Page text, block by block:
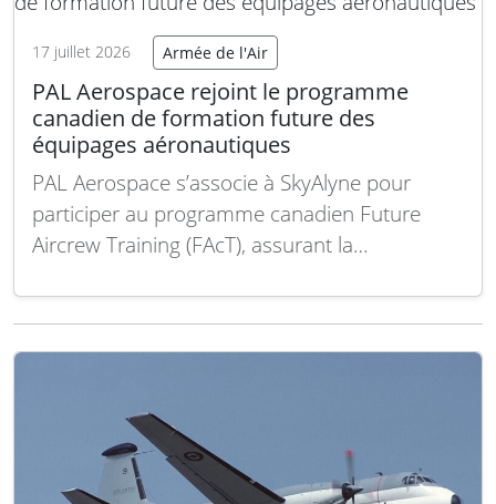
17 juillet 2026 Armée de l'Air
PAL Aerospace rejoint le programme
canadien de formation future des
équipages aéronautiques
PAL Aerospace s’associe à SkyAlyne pour
participer au programme canadien Future
Aircrew Training (FAcT), assurant la
condition opérationnelle des aéronefs
Lire la suite